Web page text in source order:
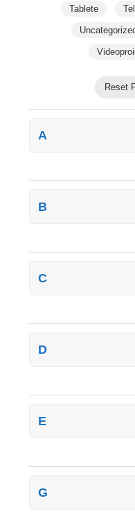
Tablete
Reset
A
B
C
D
E
G